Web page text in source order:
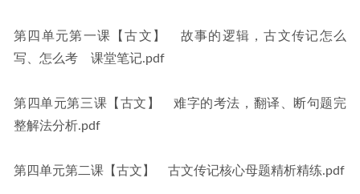
第四单元第一课【古文】　故事的逻辑，古文传记怎么
写、怎么考　课堂笔记.pdf
第四单元第三课【古文】　难字的考法，翻译、断句题完
整解法分析.pdf
第四单元第二课【古文】　古文传记核心母题精析精练.pdf